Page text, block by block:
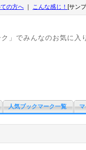
の方へ こんな感じ！ [サン
」でみんなのお気に入
人気ブックマーク一覧